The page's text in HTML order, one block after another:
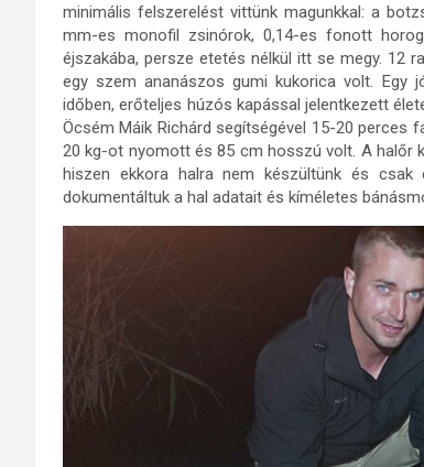
minimális felszerelést vittünk magunkkal: a
mm-es monofil zsinórok, 0,14-es fonott
éjszakába, persze etetés nélkül itt se megy. 12
egy szem ananászos gumi kukorica volt. Egy
időben, erőteljes húzós kapással jelentkezett
Öcsém Máik Richárd segítségével 15-20
20 kg-ot nyomott és 85 cm hosszú volt. A halőr
hiszen ekkora halra nem készültünk és
dokumentáltuk a hal adatait és kíméletes